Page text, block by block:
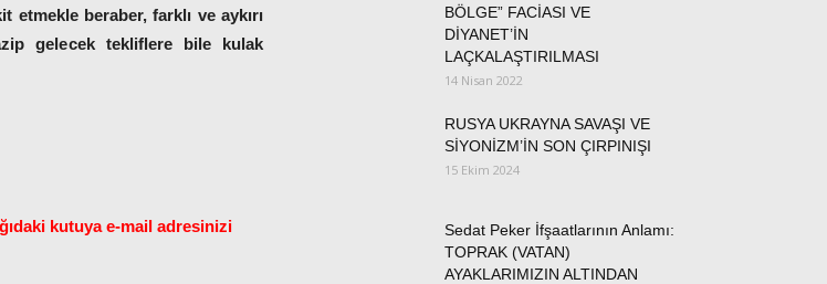
etmekle beraber, farklı ve aykırı
gelecek tekliflere bile kulak
kutuya e-mail adresinizi
BÖLGE” FACİASI VE
DİYANET’İN
LAÇKALAŞTIRILMASI
14 Nisan 2022
RUSYA UKRAYNA SAVAŞI VE
SİYONİZM’İN SON ÇIRPINIŞI
15 Ekim 2024
Sedat Peker İfşaatlarının Anlamı:
TOPRAK (VATAN)
AYAKLARIMIZIN ALTINDAN